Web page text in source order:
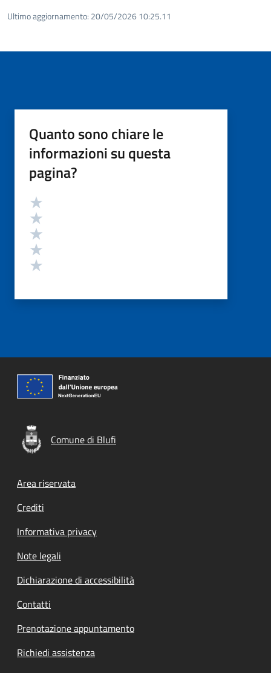
Ultimo aggiornamento: 20/05/2026 10:25.11
Quanto sono chiare le
informazioni su questa
pagina?
Valutazione
Comune di Blufi
Footer menu
Area riservata
Crediti
Informativa privacy
Note legali
Dichiarazione di accessibilità
Contatti
Prenotazione appuntamento
Richiedi assistenza